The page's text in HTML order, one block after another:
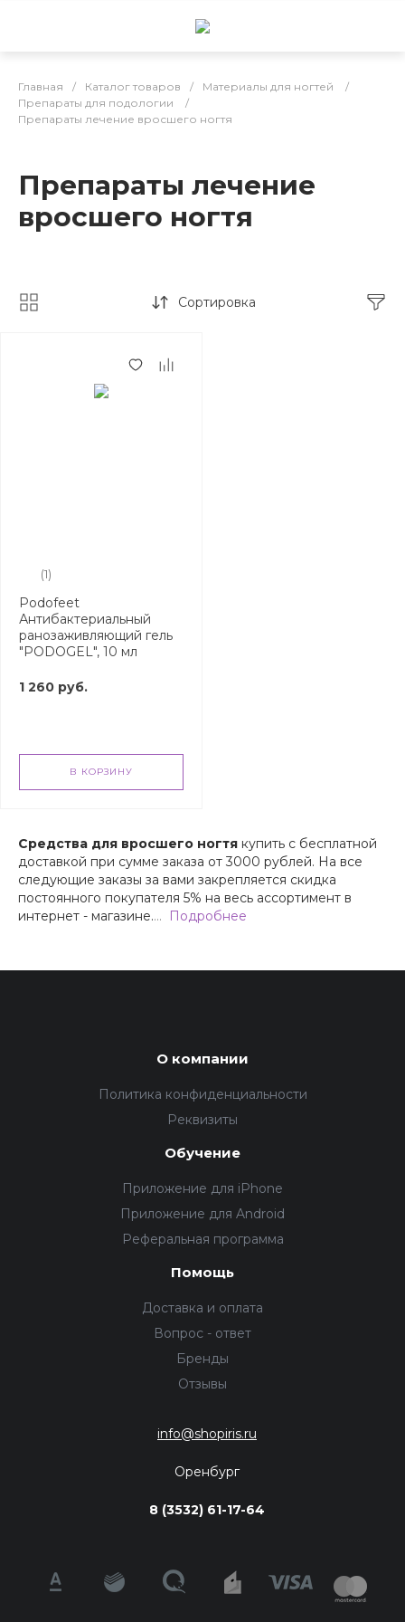
Главная / Каталог товаров / Материалы для ногтей
/
Препараты для подологии
/
Препараты лечение вросшего ногтя
Препараты лечение
вросшего ногтя
Сортировка
(1)
Podofeet
Антибактериальный
ранозаживляющий гель
"PODOGEL", 10 мл
1 260 руб.
В КОРЗИНУ
Средства для вросшего ногтя купить с бесплатной
доставкой при сумме заказа от 3000 рублей. На все
следующие заказы за вами закрепляется скидка
постоянного покупателя 5% на весь ассортимент в
интернет - магазине.… Подробнее
О компании
Политика конфиденциальности
Реквизиты
Обучение
Приложение для iPhone
Приложение для Android
Реферальная программа
Помощь
Доставка и оплата
Вопрос - ответ
Бренды
Отзывы
info@shopiris.ru
Оренбург
8 (3532) 61-17-64